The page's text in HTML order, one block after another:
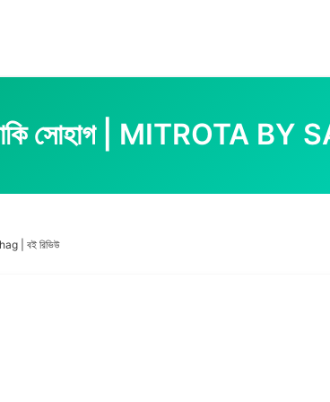
সোহাগ | MITROTA BY
| বই রিভিউ